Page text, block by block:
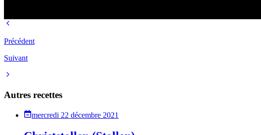
Précédent
Suivant
Autres recettes
mercredi 22 décembre 2021